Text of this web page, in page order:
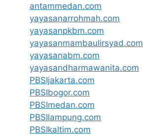
antammedan.com
yayasanarrohmah.com
yayasanpkbm.com
yayasanmambaulirsyad.com
yayasanabm.com
yayasandharmawanita.com
PBSIjakarta.com
PBSIbogor.com
PBSImedan.com
PBSIlampung.com
PBSIkaltim.com